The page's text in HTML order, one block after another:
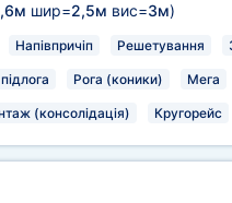
шир=2,5м вис=3м)
Напівпричіп Решетування
Рога (коники) Мега
(консолідація) Кругорейс